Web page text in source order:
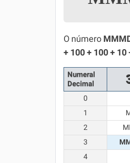
Química
Todos os Exercícios
O número
+ 100 + 100 + 10
Numeral
Decimal
0
1
2
3
4